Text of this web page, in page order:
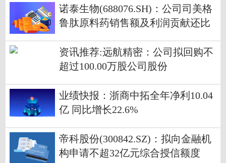
诺泰生物(688076.SH)：公司司美格
鲁肽原料药销售额及利润贡献还比
资讯推荐:远航精密：公司拟回购不
超过100.00万股公司股份
业绩快报：浙商中拓全年净利10.04
亿 同比增长22.6%
帝科股份(300842.SZ)：拟向金融机
构申请不超32亿元综合授信额度